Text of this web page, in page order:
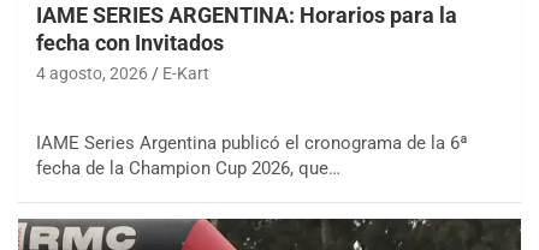
IAME SERIES ARGENTINA: Horarios para la
fecha con Invitados
4 agosto, 2026 E-Kart
IAME Series Argentina publicó el cronograma de la 6ª
fecha de la Champion Cup 2026, que…